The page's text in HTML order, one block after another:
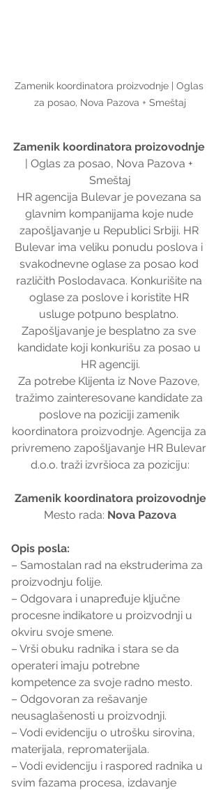
Zamenik koordinatora proizvodnje | Oglas
za posao, Nova Pazova + Smeštaj
Zamenik koordinatora proizovodnje
| Oglas za posao, Nova Pazova +
Smeštaj
HR agencija Bulevar je povezana sa
glavnim kompanijama koje nude
zapošljavanje u Republici Srbiji. HR
Bulevar ima veliku ponudu poslova i
svakodnevne oglase za posao kod
različith Poslodavaca. Konkurišite na
oglase za poslove i koristite HR
usluge potpuno besplatno.
Zapošljavanje je besplatno za sve
kandidate koji konkurišu za posao u
HR agenciji.
Za potrebe Klijenta iz Nove Pazove,
tražimo zainteresovane kandidate za
poslove na poziciji zamenik
koordinatora proizvodnje. Agencija za
privremeno zapošljavanje HR Bulevar
d.o.o. traži izvršioca za poziciju:
Zamenik koordinatora proizovodnje
Mesto rada: Nova Pazova
Opis posla:
– Samostalan rad na ekstruderima za
proizvodnju folije.
– Odgovara i unapređuje ključne
procesne indikatore u proizvodnji u
okviru svoje smene.
– Vrši obuku radnika i stara se da
operateri imaju potrebne
kompetence za svoje radno mesto.
– Odgovoran za rešavanje
neusaglašenosti u proizvodnji.
– Vodi evidenciju o utrošku sirovina,
materijala, repromaterijala.
– Vodi evidenciju i raspored radnika u
svim fazama procesa, izdavanje